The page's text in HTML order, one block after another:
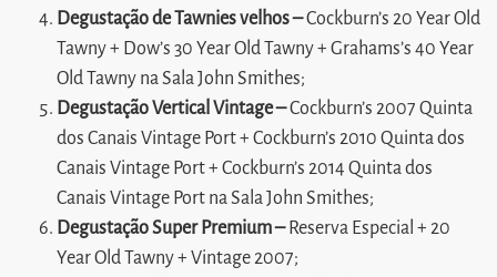
Degustação de Tawnies velhos –Cockburn’s 20 Year Old
Tawny + Dow’s 30 Year Old Tawny + Grahams’s 40 Year
Old Tawny na Sala John Smithes;
Degustação Vertical Vintage –Cockburn’s 2007 Quinta
dos Canais Vintage Port + Cockburn’s 2010 Quinta dos
Canais Vintage Port + Cockburn’s 2014 Quinta dos
Canais Vintage Port na Sala John Smithes;
Degustação Super Premium – Reserva Especial + 20
Year Old Tawny + Vintage 2007;